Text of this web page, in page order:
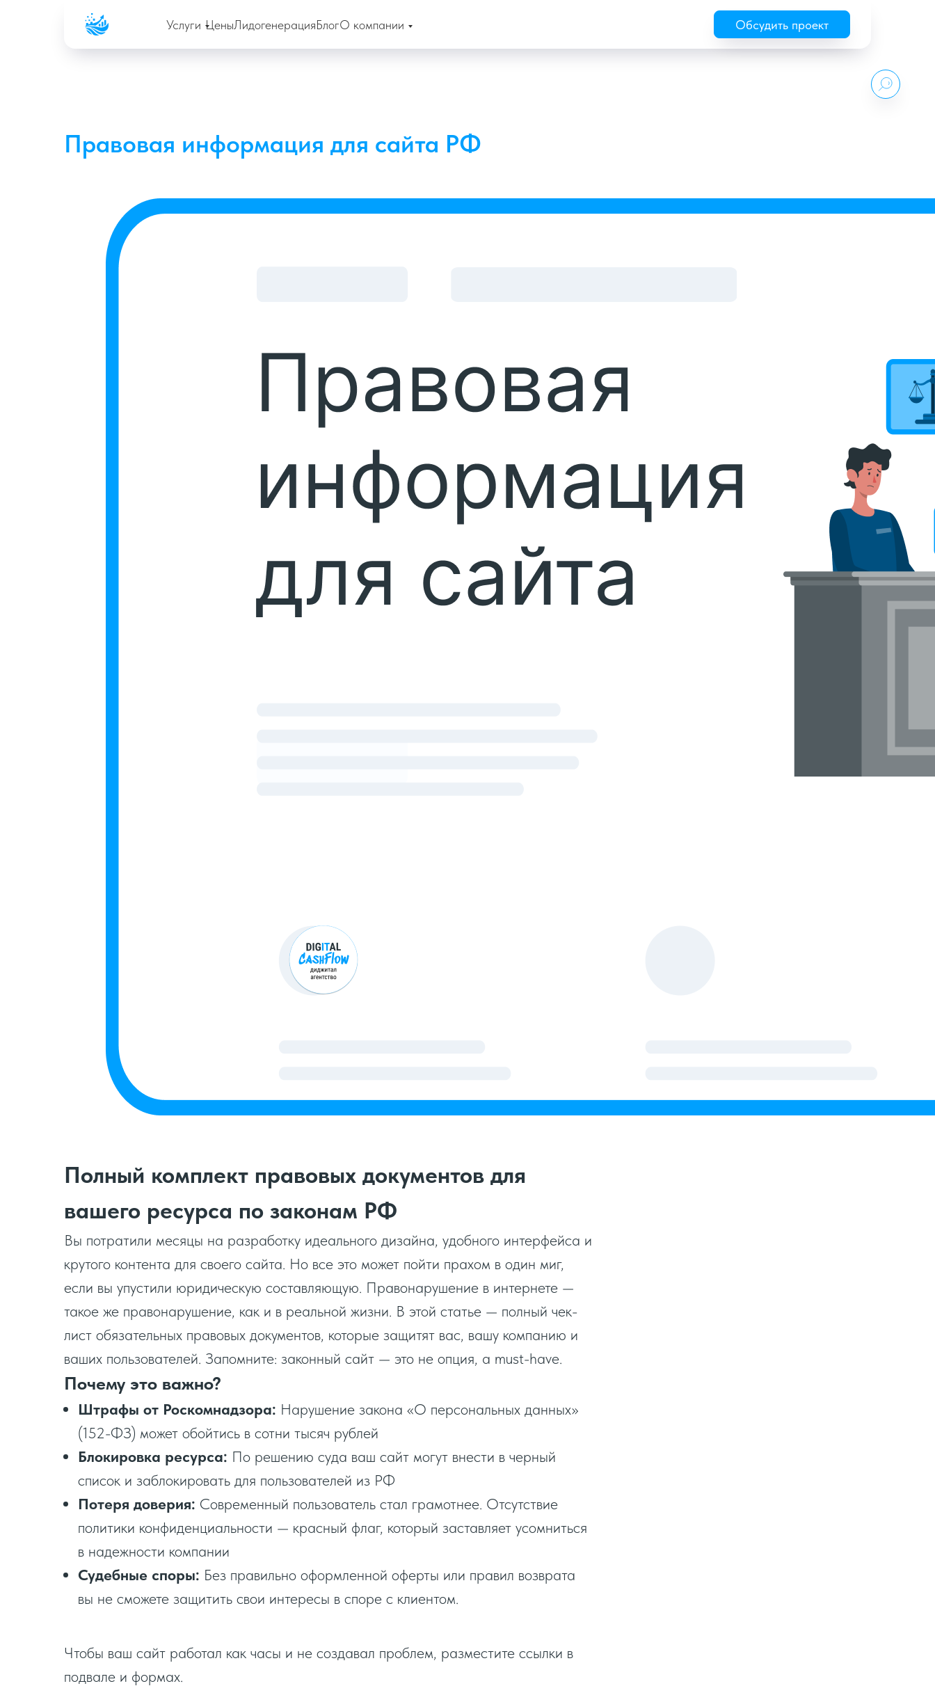
Услуги ЦеныЛидогенерацияБлогО компании Обсудить проект
Правовая информация для сайта РФ
Полный комплект правовых документов для
вашего ресурса по законам РФ
Вы потратили месяцы на разработку идеального дизайна, удобного интерфейса и
крутого контента для своего сайта. Но все это может пойти прахом в один миг,
если вы упустили юридическую составляющую. Правонарушение в интернете —
такое же правонарушение, как и в реальной жизни. В этой статье — полный чек-
лист обязательных правовых документов, которые защитят вас, вашу компанию и
ваших пользователей. Запомните: законный сайт — это не опция, а must-have.
Почему это важно?
Штрафы от Роскомнадзора: Нарушение закона «О персональных данных»
(152-ФЗ) может обойтись в сотни тысяч рублей
Блокировка ресурса: По решению суда ваш сайт могут внести в черный
список и заблокировать для пользователей из РФ
Потеря доверия: Современный пользователь стал грамотнее. Отсутствие
политики конфиденциальности — красный флаг, который заставляет усомниться
в надежности компании
Судебные споры: Без правильно оформленной оферты или правил возврата
вы не сможете защитить свои интересы в споре с клиентом.
Чтобы ваш сайт работал как часы и не создавал проблем, разместите ссылки в
подвале и формах.